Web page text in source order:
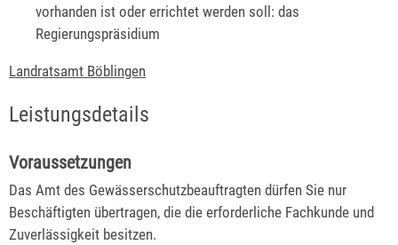
vorhanden ist oder errichtet werden soll: das
Regierungspräsidium
Landratsamt Böblingen
Leistungsdetails
Voraussetzungen
Das Amt des Gewässerschutzbeauftragten dürfen Sie nur
Beschäftigten übertragen, die die erforderliche Fachkunde und
Zuverlässigkeit besitzen.